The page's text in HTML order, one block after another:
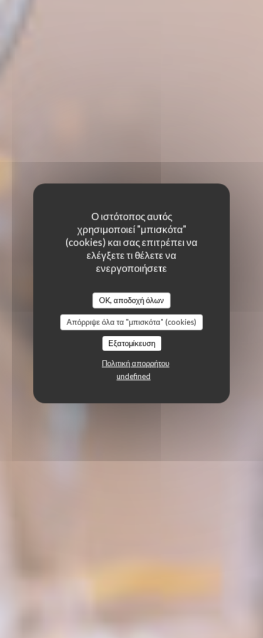
Ο ιστότοπος αυτός
χρησιμοποιεί "μπισκότα"
(cookies) και σας επιτρέπει να
ελέγξετε τι θέλετε να
ενεργοποιήσετε
OK, αποδοχή όλων
Απόρριψε όλα τα "μπισκότα" (cookies)
Εξατομίκευση
Πολιτική απορρήτου
undefined